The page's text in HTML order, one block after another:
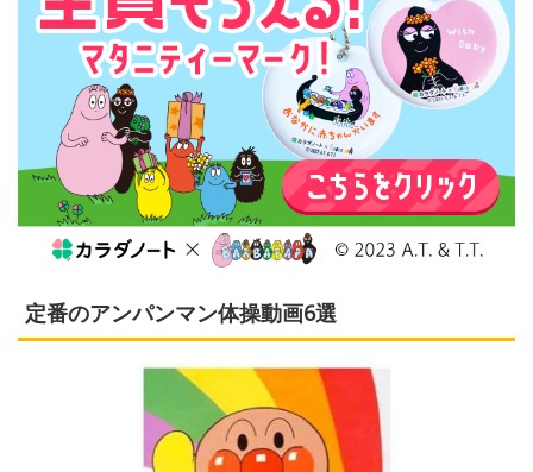
定番のアンパンマン体操動画6選